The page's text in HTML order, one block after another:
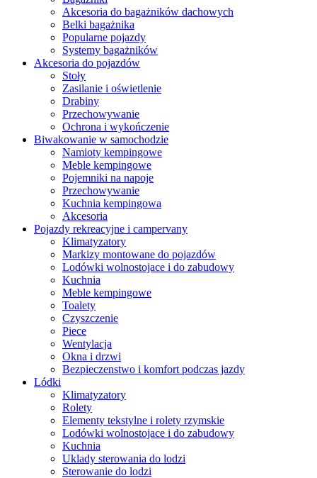
Akcesoria do bagażników dachowych
Belki bagażnika
Popularne pojazdy
Systemy bagażników
Akcesoria do pojazdów
Stoły
Zasilanie i oświetlenie
Drabiny
Przechowywanie
Ochrona i wykończenie
Biwakowanie w samochodzie
Namioty kempingowe
Meble kempingowe
Pojemniki na napoje
Przechowywanie
Kuchnia kempingowa
Akcesoria
Pojazdy rekreacyjne i campervany
Klimatyzatory
Markizy montowane do pojazdów
Lodówki wolnostojace i do zabudowy
Kuchnia
Meble kempingowe
Toalety
Czyszczenie
Piece
Wentylacja
Okna i drzwi
Bezpieczenstwo i komfort podczas jazdy
Lódki
Klimatyzatory
Rolety
Elementy tekstylne i rolety rzymskie
Lodówki wolnostojace i do zabudowy
Kuchnia
Uklady sterowania do lodzi
Sterowanie do lodzi